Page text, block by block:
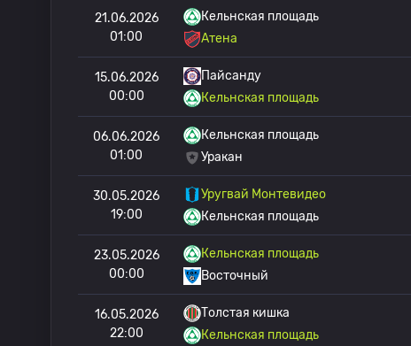
21.06.2026
01:00
Кельнская площадь
Атена
15.06.2026
00:00
Пайсанду
Кельнская площадь
06.06.2026
01:00
Кельнская площадь
Уракан
30.05.2026
19:00
Уругвай Монтевидео
Кельнская площадь
23.05.2026
00:00
Кельнская площадь
Восточный
16.05.2026
22:00
Толстая кишка
Кельнская площадь